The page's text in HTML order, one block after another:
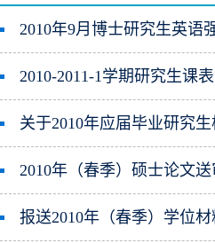
2010年9月博士研究生英语
2010-2011-1学期研究生课表
关于2010年应届毕业研究
2010年（春季）硕士论文送
报送2010年（春季）学位材